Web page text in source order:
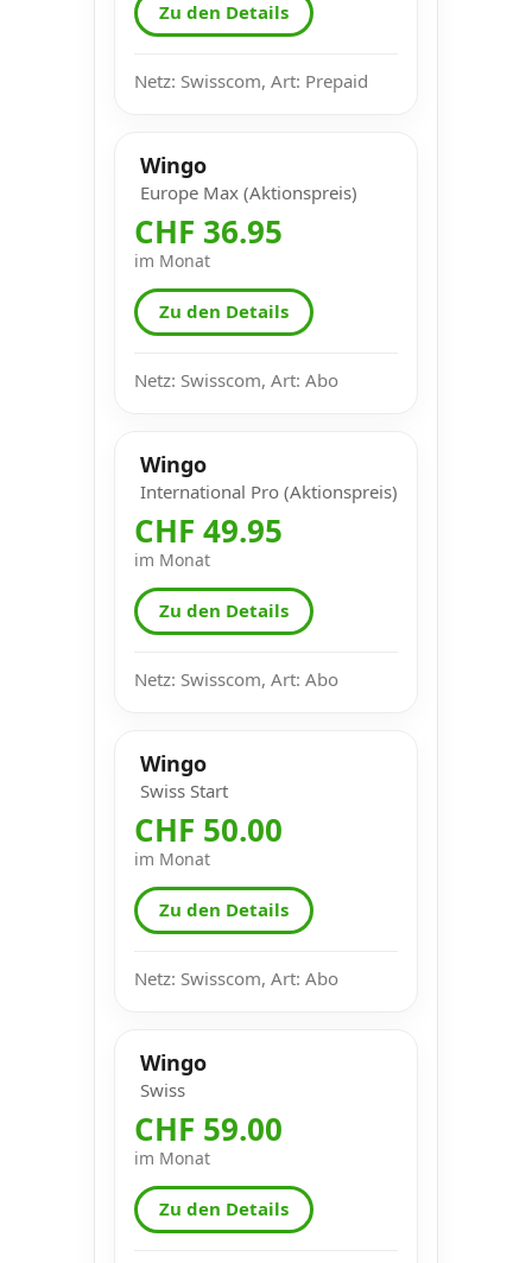
Zu den Details
Netz: Swisscom, Art: Prepaid
Wingo
Europe Max (Aktionspreis)
CHF 36.95
im Monat
Zu den Details
Netz: Swisscom, Art: Abo
Wingo
International Pro (Aktionspreis)
CHF 49.95
im Monat
Zu den Details
Netz: Swisscom, Art: Abo
Wingo
Swiss Start
CHF 50.00
im Monat
Zu den Details
Netz: Swisscom, Art: Abo
Wingo
Swiss
CHF 59.00
im Monat
Zu den Details